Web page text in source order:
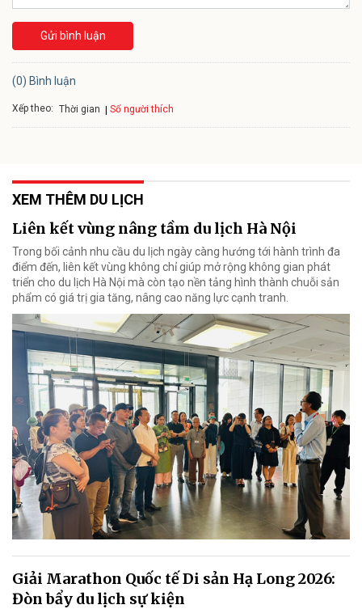
Gửi bình luận
(0) Bình luận
Xếp theo: Thời gian Số người thích
XEM THÊM DU LỊCH
Liên kết vùng nâng tầm du lịch Hà Nội
Trong bối cảnh nhu cầu du lịch ngày càng hướng tới hành trình đa
điểm đến, liên kết vùng không chỉ giúp mở rộng không gian phát
triển cho du lịch Hà Nội mà còn tạo nền tảng hình thành chuỗi sản
phẩm có giá trị gia tăng, nâng cao năng lực cạnh tranh.
Giải Marathon Quốc tế Di sản Hạ Long 2026:
Đòn bẩy du lịch sự kiện